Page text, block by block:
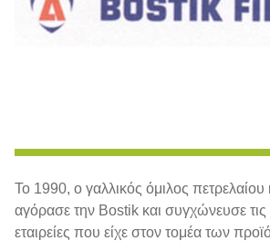
Το 1990, ο γαλλικός όμιλος πετρελαίου
αγόρασε την Bostik και συγχώνευσε τις
εταιρείες που είχε στον τομέα των